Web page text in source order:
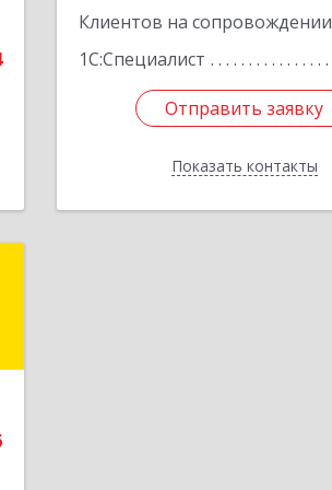
Клиентов на сопровождении
1С:Специалист
Отправить заявку
Показать контакты
Отправить заявку
Назад